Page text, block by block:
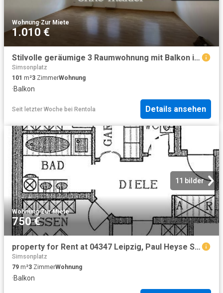
Wohnung·Zur Miete
1.010 €
Stilvolle geräumige 3 Raumwohnung mit Balkon in der Nähe vom Lindenauer Markt
Simsonplatz
101 m²3 ZimmerWohnung
·Balkon
Seit letzter Woche bei Rentola Details ansehen
11 bilder
Wohnung·Zur Miete
750 €
property for Rent at 04347 Leipzig, Paul Heyse Straße 6
Simsonplatz
79 m²3 ZimmerWohnung
·Balkon